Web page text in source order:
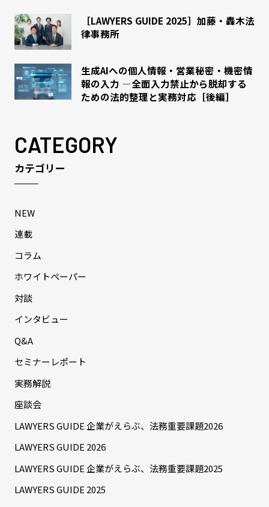
［LAWYERS GUIDE 2025］加藤・轟木法
律事務所
生成AIへの個人情報・営業秘密・機密情
報の入力 ―全面入力禁止から脱却する
ための法的整理と実務対応［後編］
CATEGORY
カテゴリー
NEW
連載
コラム
ホワイトペーパー
対談
インタビュー
Q&A
セミナーレポート
実務解説
座談会
LAWYERS GUIDE 企業がえらぶ、法務重要課題2026
LAWYERS GUIDE 2026
LAWYERS GUIDE 企業がえらぶ、法務重要課題2025
LAWYERS GUIDE 2025